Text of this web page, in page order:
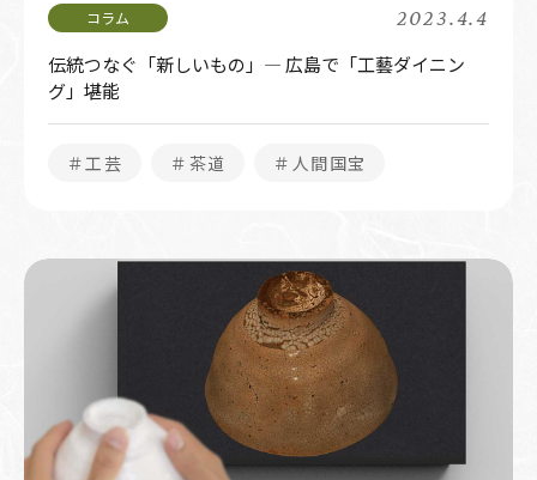
2023.4.4
伝統つなぐ「新しいもの」― 広島で「工藝ダイニン
グ」堪能
＃工芸 ＃茶道 ＃人間国宝